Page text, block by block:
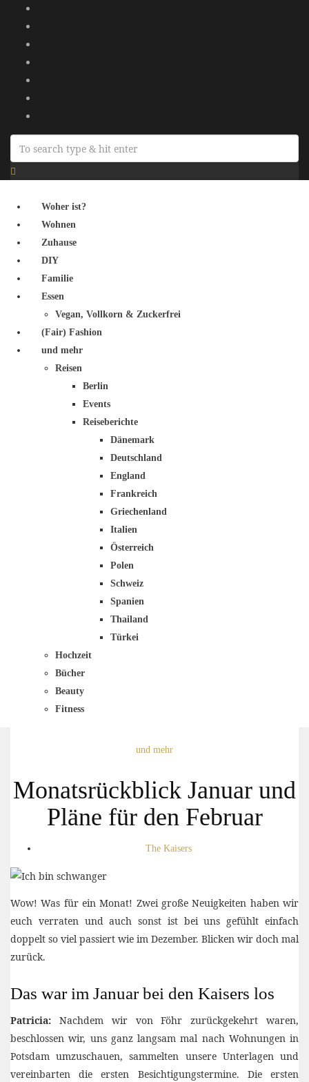
Woher ist?
Wohnen
Zuhause
DIY
Familie
Essen
Vegan, Vollkorn & Zuckerfrei
(Fair) Fashion
und mehr
Reisen
Berlin
Events
Reiseberichte
Dänemark
Deutschland
England
Frankreich
Griechenland
Italien
Österreich
Polen
Schweiz
Spanien
Thailand
Türkei
Hochzeit
Bücher
Beauty
Fitness
und mehr
Monatsrückblick Januar und
Pläne für den Februar
The Kaisers
Wow! Was für ein Monat! Zwei große Neuigkeiten haben wir
euch verraten und auch sonst ist bei uns gefühlt einfach
doppelt so viel passiert wie im Dezember. Blicken wir doch mal
zurück.
Das war im Januar bei den Kaisers los
Patricia: Nachdem wir von Föhr zurückgekehrt waren,
beschlossen wir, uns ganz langsam mal nach Wohnungen in
Potsdam umzuschauen, sammelten unsere Unterlagen und
vereinbarten die ersten Besichtigungstermine. Die ersten